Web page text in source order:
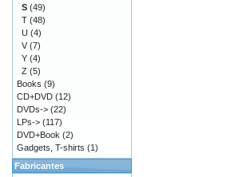
S (49)
T (48)
U (4)
V (7)
Y (4)
Z (5)
Books (9)
CD+DVD (12)
DVDs-> (22)
LPs-> (117)
DVD+Book (2)
Gadgets, T-shirts (1)
Fabricantes